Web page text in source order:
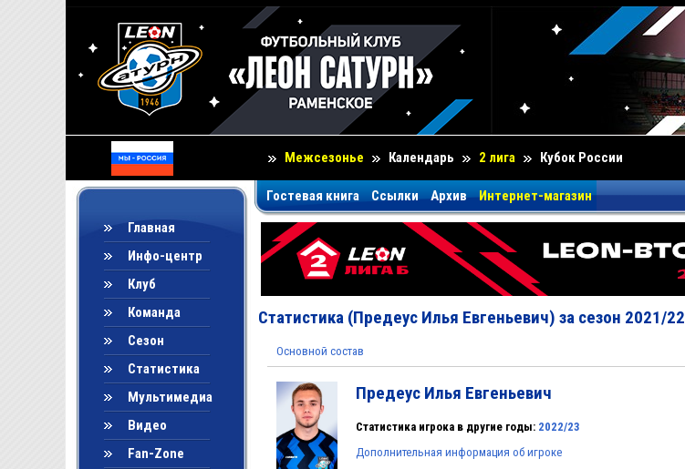
Межсезонье Календарь 2 лига Кубок России
Главная
Инфо-центр
Клуб
Команда
Сезон
Статистика
Мультимедиа
Видео
Fan-Zone
Гостевая книга Ссылки Архив Интернет-магазин
Статистика (Предеус Илья Евгеньевич) за сезон 2021/22
Основной состав
Предеус Илья Евгеньевич
Статистика игрока в другие годы: 2022/23
Дополнительная информация об игроке